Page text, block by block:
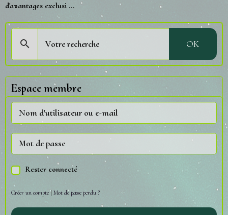
d'avantages exclusi ...
OK
Espace membre
Rester connecté
Créer un compte| Mot de passe perdu ?